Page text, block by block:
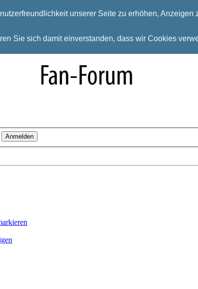
unserer Seite zu erhöhen,
Sie sich damit einverstanden, dass wir Cookies